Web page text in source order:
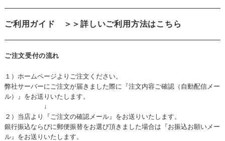
ご利用ガイド ＞＞詳しいご利用方法はこちら
ご注文受付の流れ
１）ホームページよりご注文ください。
弊社サーバーにご注文が届きました際に『注文内容ご確認（自動配信メー
ル）』をお送りいたします。
↓
２）当店より『ご注文の確認メール』をお送りいたします。
銀行振込ならびに郵便振替をお選び頂きました場合は『お振込お願いメー
ル』をお送りいたします。